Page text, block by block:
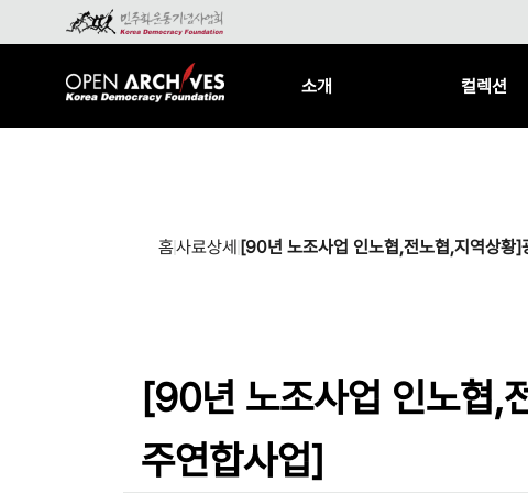
소개 컬렉션
홈사료상세 [90년 노조사업 인노협,전노협,지역상황
[90년 노조사업 인노협,
주연합사업]